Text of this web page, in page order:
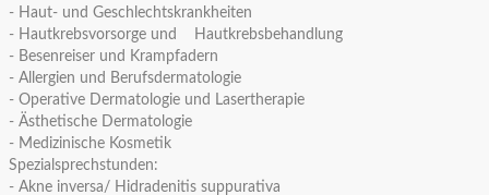
- Haut- und Geschlechtskrankheiten
- Hautkrebsvorsorge und Hautkrebsbehandlung
- Besenreiser und Krampfadern
- Allergien und Berufsdermatologie
- Operative Dermatologie und Lasertherapie
- Ästhetische Dermatologie
- Medizinische Kosmetik
Spezialsprechstunden:
- Akne inversa/ Hidradenitis suppurativa